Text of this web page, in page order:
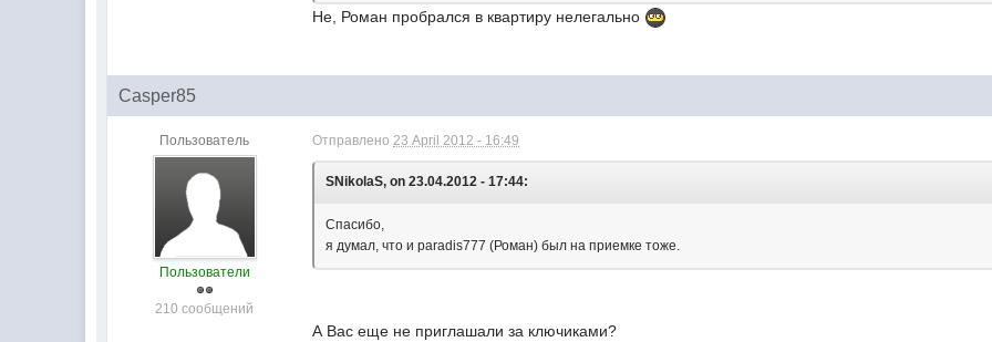
Не, Роман пробрался в квартиру нелегально
Casper85
Пользователь
Пользователи
210 сообщений
Отправлено23 April 2012 - 16:49
SNikolaS, on 23.04.2012 - 17:44:
Спасибо,
я думал, что и paradis777 (Роман) был на приемке тоже.
А Вас еще не приглашали за ключиками?